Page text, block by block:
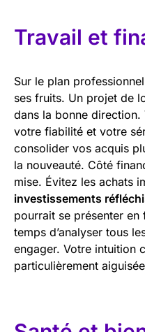
Travail et
Sur le plan
ses fruits. Un projet de
dans la bonne direction.
votre fiabilité et votre
consolider vos acquis
la nouveauté. Côté
mise. Évitez les achats
investissements
pourrait se présenter
temps d’analyser tous
engager. Votre intuition
particulièrement